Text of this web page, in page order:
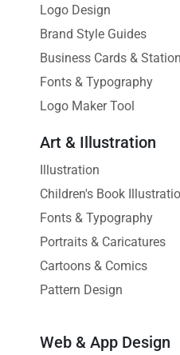
Logo Design
Brand Style Guides
Business Cards &
Fonts & Typography
Logo Maker Tool
Art & Illustration
Illustration
Children's Book
Fonts & Typography
Portraits & Caricatures
Cartoons & Comics
Pattern Design
Web & App Design